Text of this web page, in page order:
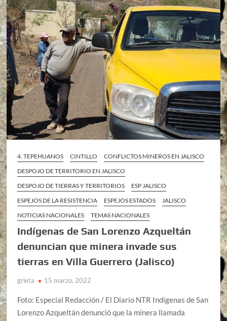
4. TEPEHUANOS CINTILLO
CONFLICTOS MINEROS EN JALISCO
DESPOJO DE TERRITORIO EN JALISCO
DESPOJO DE TIERRAS Y TERRITORIOS
ESP JALISCO
ESPEJOS DE LA RESISTENCIA
ESPEJOS ESTADOS
JALISCO
NOTICIAS NACIONALES
TEMAS NACIONALES
Indígenas de San Lorenzo Azqueltán
denuncian que minera invade sus
tierras en Villa Guerrero (Jalisco)
grieta 15 marzo, 2022
Foto: Especial Redacción / El Diario NTR Indígenas de San
Lorenzo Azqueltán denunció que la minera llamada